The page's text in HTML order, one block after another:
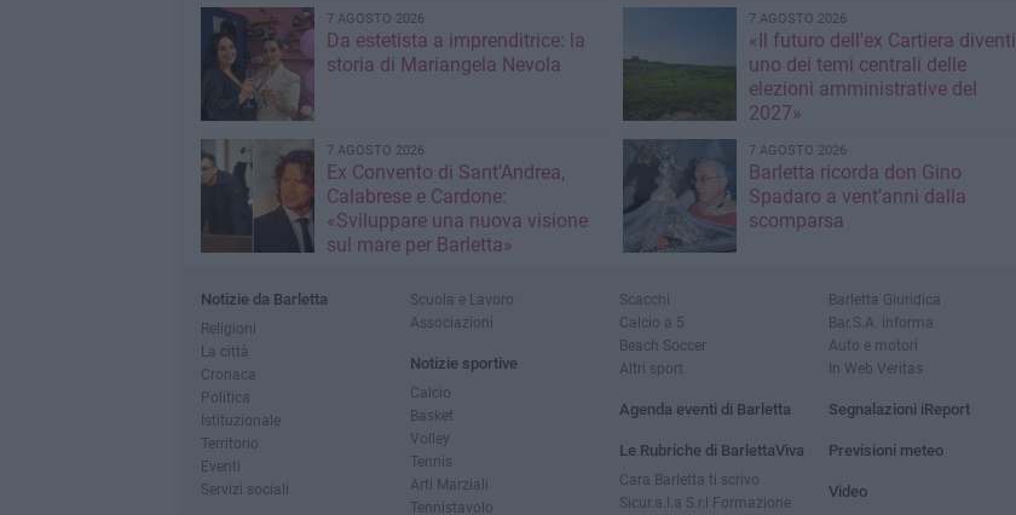
7 AGOSTO 2026
Da estetista a imprenditrice: la
storia di Mariangela Nevola
7 AGOSTO 2026
«Il futuro dell'ex Cartiera diventi
uno dei temi centrali delle
elezioni amministrative del
2027»
7 AGOSTO 2026
Ex Convento di Sant'Andrea,
Calabrese e Cardone:
«Sviluppare una nuova visione
sul mare per Barletta»
7 AGOSTO 2026
Barletta ricorda don Gino
Spadaro a vent’anni dalla
scomparsa
Notizie da Barletta
Religioni
La città
Cronaca
Politica
Istituzionale
Territorio
Eventi
Servizi sociali
Scuola e Lavoro
Associazioni
Notizie sportive
Calcio
Basket
Volley
Tennis
Arti Marziali
Tennistavolo
Scacchi
Calcio a 5
Beach Soccer
Altri sport
Agenda eventi di Barletta
Le Rubriche di BarlettaViva
Cara Barletta ti scrivo
Sicur.a.l.a S.r.l Formazione
Barletta Giuridica
Bar.S.A. informa
Auto e motori
In Web Veritas
Segnalazioni iReport
Previsioni meteo
Video